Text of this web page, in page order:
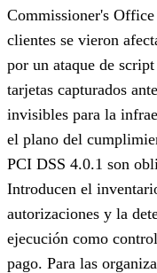
Commissioner's
clientes se vieron
por un ataque de
tarjetas capturados
invisibles para la
el plano del
PCI DSS 4.0.1 son
Introducen el
autorizaciones y la
ejecución como
pago. Para las